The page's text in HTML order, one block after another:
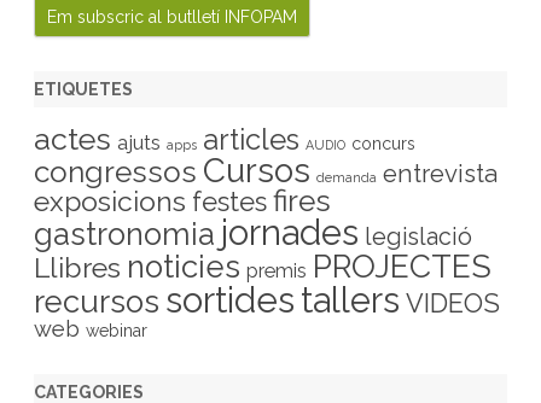
ETIQUETES
actes ajuts apps articles AUDIO concurs
congressos Cursos demanda entrevista
exposicions festesfires
gastronomia jornades legislació
Llibres noticies premis PROJECTES
recursos sortides tallers VIDEOS
web webinar
CATEGORIES